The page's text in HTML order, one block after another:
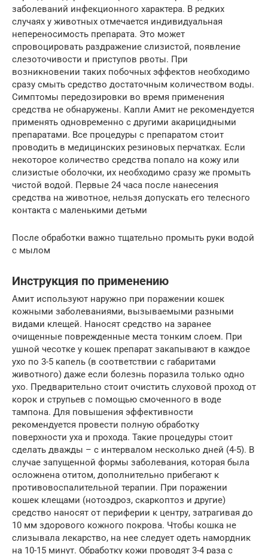
заболеваний инфекционного характера. В редких
случаях у животных отмечается индивидуальная
непереносимость препарата. Это может
спровоцировать раздражение слизистой, появление
слезоточивости и приступов рвоты. При
возникновении таких побочных эффектов необходимо
сразу смыть средство достаточным количеством воды.
Симптомы передозировки во время применения
средства не обнаружены. Капли Амит не рекомендуется
применять одновременно с другими акарицидными
препаратами. Все процедуры с препаратом стоит
проводить в медицинских резиновых перчатках. Если
некоторое количество средства попало на кожу или
слизистые оболочки, их необходимо сразу же промыть
чистой водой. Первые 24 часа после нанесения
средства на животное, нельзя допускать его телесного
контакта с маленькими детьми
После обработки важно тщательно промыть руки водой
с мылом
Инструкция по применению
Амит используют наружно при поражении кошек
кожными заболеваниями, вызываемыми разными
видами клещей. Наносят средство на заранее
очищенные поврежденные места тонким слоем. При
ушной чесотке у кошек препарат закапывают в каждое
ухо по 3-5 капель (в соответствии с габаритами
животного) даже если болезнь поразила только одно
ухо. Предварительно стоит очистить слуховой проход от
корок и струпьев с помощью смоченного в воде
тампона. Для повышения эффективности
рекомендуется провести полную обработку
поверхности уха и прохода. Такие процедуры стоит
сделать дважды – с интервалом несколько дней (4-5). В
случае запущенной формы заболевания, которая была
осложнена отитом, дополнительно прибегают к
противовоспалительной терапии. При поражении
кошек клещами (нотоэдроз, скаркоптоз и другие)
средство наносят от периферии к центру, затрагивая до
10 мм здорового кожного покрова. Чтобы кошка не
слизывала лекарство, на нее следует одеть намордник
на 10-15 минут. Обработку кожи проводят 3-4 раза с